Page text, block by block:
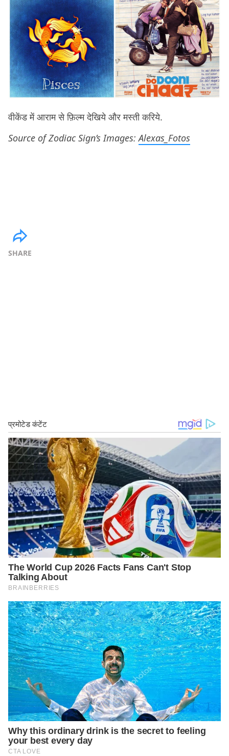
वीकेंड में आराम से फ़िल्म देखिये और मस्ती करिये.
Source of Zodiac Sign’s Images:Alexas_Fotos
SHARE